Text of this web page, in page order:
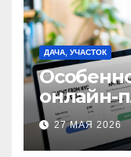
ДАЧА, УЧАСТОК
онлайн-
поиска
27 МАЯ 2026